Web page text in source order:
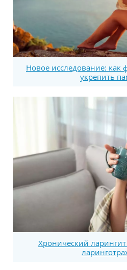
Новое исследование: как
укрепить
Хронический